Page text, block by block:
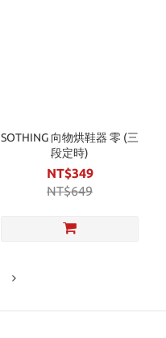
SOTHING 向物烘鞋器 零 (三
段定時)
NT$349
NT$649